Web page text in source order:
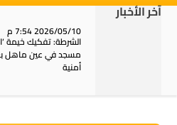
آخر الأخبار
2026/05/10 7:54 م
الشرطة: تفكيك خيمة
مسجد في عين ماهل
أمنية